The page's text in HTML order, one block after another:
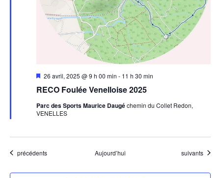
RECO Foulée Venelloise 2025
Mis
avant
26 avril, 2025 @ 9 h 00 min - 11 h 30 min
Parc des Sports Maurice Daugéchemin du Collet Redon,
VENELLES
Évènements
précédents Aujourd’hui Évènements
suivants